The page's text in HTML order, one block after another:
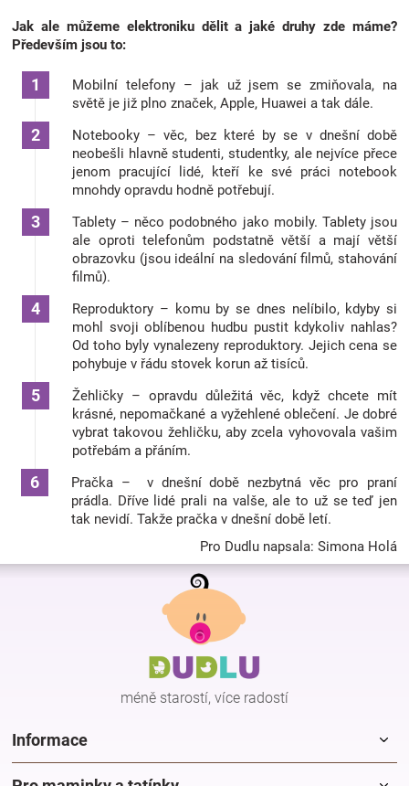
Blog
Hračkářství
Přihlášení
Jak ale můžeme elektroniku dělit a jaké druhy zde máme?
Především jsou to:
Mobilní telefony – jak už jsem se zmiňovala, na
světě je již plno značek, Apple, Huawei a tak dále.
Notebooky – věc, bez které by se v dnešní době
neobešli hlavně studenti, studentky, ale nejvíce přece
jenom pracující lidé, kteří ke své práci notebook
mnohdy opravdu hodně potřebují.
Tablety – něco podobného jako mobily. Tablety jsou
ale oproti telefonům podstatně větší a mají větší
obrazovku (jsou ideální na sledování filmů, stahování
filmů).
Reproduktory – komu by se dnes nelíbilo, kdyby si
mohl svoji oblíbenou hudbu pustit kdykoliv nahlas?
Od toho byly vynalezeny reproduktory. Jejich cena se
pohybuje v řádu stovek korun až tisíců.
Žehličky – opravdu důležitá věc, když chcete mít
krásné, nepomačkané a vyžehlené oblečení. Je dobré
vybrat takovou žehličku, aby zcela vyhovovala vašim
potřebám a přáním.
Pračka – v dnešní době nezbytná věc pro praní
prádla. Dříve lidé prali na valše, ale to už se teď jen
tak nevidí. Takže pračka v dnešní době letí.
Pro Dudlu napsala: Simona Holá
Z
méně starostí, více radostí
Informace